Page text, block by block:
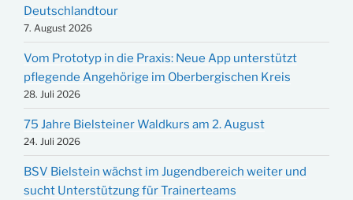
Deutschlandtour
7. August 2026
Vom Prototyp in die Praxis: Neue App unterstützt
pflegende Angehörige im Oberbergischen Kreis
28. Juli 2026
75 Jahre Bielsteiner Waldkurs am 2. August
24. Juli 2026
BSV Bielstein wächst im Jugendbereich weiter und
sucht Unterstützung für Trainerteams